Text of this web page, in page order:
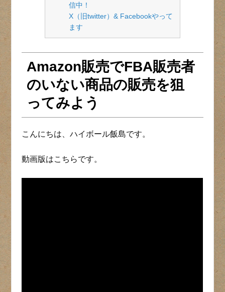
信中！
X（旧twitter）& Facebookやって
ます
Amazon販売でFBA販売者
のいない商品の販売を狙
ってみよう
こんにちは、ハイボール飯島です。
動画版はこちらです。